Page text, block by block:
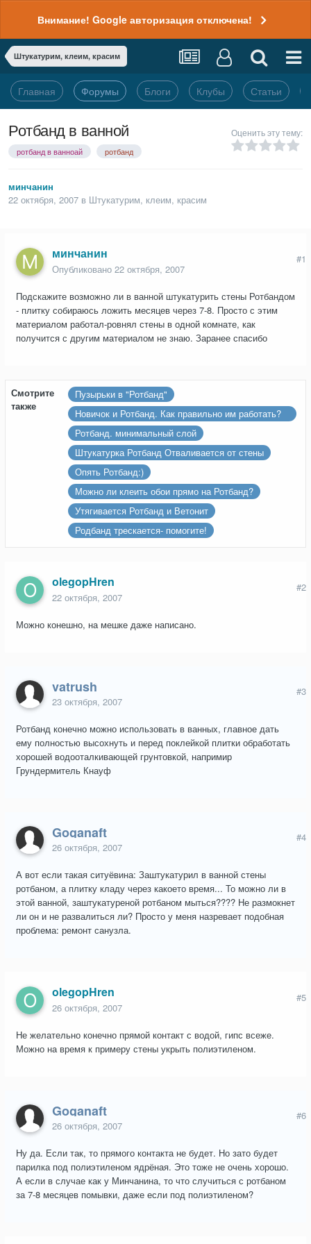
Внимание! Google авторизация отключена!
Штукатурим, клеим, красим
Главная Форумы Блоги Клубы Статьи
Ротбанд в ванной
ротбанд в ванноай ротбанд
Оценить эту тему:
минчанин
22 октября, 2007 в Штукатурим, клеим, красим
минчанин
Опубликовано 22 октября, 2007
#1
Подскажите возможно ли в ванной штукатурить стены Ротбандом
- плитку собираюсь ложить месяцев через 7-8. Просто с этим
материалом работал-ровнял стены в одной комнате, как
получится с другим материалом не знаю. Заранее спасибо
Смотрите
также
Пузырьки в "Ротбанд"
Новичок и Ротбанд. Как правильно им работать?
Что делать с первой неудачной попыткой?
Ротбанд. минимальный слой
Штукатурка Ротбанд Отваливается от стены
Опять Ротбанд:)
Можно ли клеить обои прямо на Ротбанд?
Утягивается Ротбанд и Ветонит
Родбанд трескается- помогите!
olegopHren
22 октября, 2007
#2
Можно конешно, на мешке даже написано.
vatrush
23 октября, 2007
#3
Ротбанд конечно можно использовать в ванных, главное дать
ему полностью высохнуть и перед поклейкой плитки обработать
хорошей водооталкивающей грунтовкой, напримир
Грундермитель Кнауф
Goganaft
26 октября, 2007
#4
А вот если такая ситуёвина: Заштукатурил в ванной стены
ротбаном, а плитку кладу через какоето время... То можно ли в
этой ванной, заштукатуреной ротбаном мыться???? Не размокнет
ли он и не развалиться ли? Просто у меня назревает подобная
проблема: ремонт санузла.
olegopHren
26 октября, 2007
#5
Не желательно конечно прямой контакт с водой, гипс всеже.
Можно на время к примеру стены укрыть полиэтиленом.
Goganaft
26 октября, 2007
#6
Ну да. Если так, то прямого контакта не будет. Но зато будет
парилка под полиэтиленом ядрёная. Это тоже не очень хорошо.
А если в случае как у Минчанина, то что случиться с ротбаном
за 7-8 месяцев помывки, даже если под полиэтиленом?